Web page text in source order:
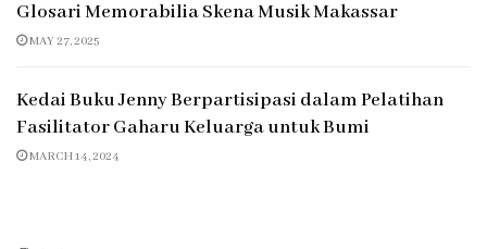
Glosari Memorabilia Skena Musik Makassar
MAY 27, 2025
Kedai Buku Jenny Berpartisipasi dalam Pelatihan
Fasilitator Gaharu Keluarga untuk Bumi
MARCH 14, 2024